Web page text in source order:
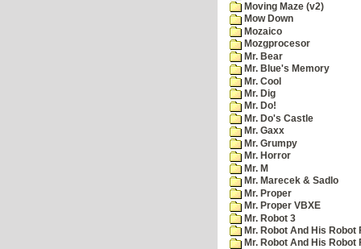
Moving Maze (v2)
Mow Down
Mozaico
Mozgprocesor
Mr. Bear
Mr. Blue's Memory
Mr. Cool
Mr. Dig
Mr. Do!
Mr. Do's Castle
Mr. Gaxx
Mr. Grumpy
Mr. Horror
Mr. M
Mr. Marecek & Sadlo
Mr. Proper
Mr. Proper VBXE
Mr. Robot 3
Mr. Robot And His Robot
Mr. Robot And His